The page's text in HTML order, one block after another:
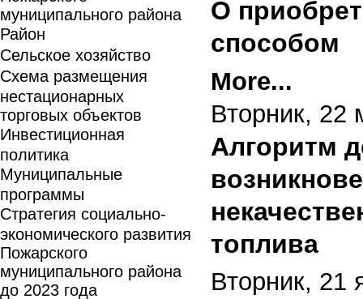
муниципального района
Район
Сельское хозяйство
Схема размещения
нестационарных
торговых объектов
Инвестиционная
политика
Муниципальные
программы
Стратегия социально-
экономического развития
Пожарского
муниципального района
до 2023 года
О
способом
More...
Вторник, 22
Алгоритм
топлива
Вторник, 21